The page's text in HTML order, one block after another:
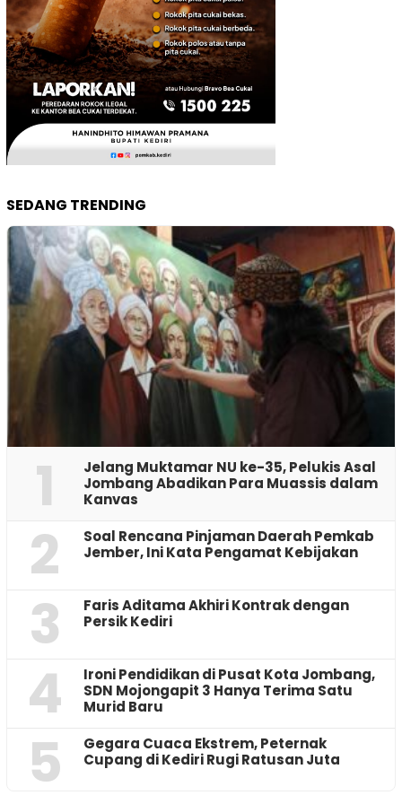
SEDANG TRENDING
1
Jelang Muktamar NU ke-35, Pelukis Asal
Jombang Abadikan Para Muassis dalam
Kanvas
2
‎Soal Rencana Pinjaman Daerah Pemkab
Jember, Ini Kata Pengamat Kebijakan ‎
3
Faris Aditama Akhiri Kontrak dengan
Persik Kediri
4
Ironi Pendidikan di Pusat Kota Jombang,
SDN Mojongapit 3 Hanya Terima Satu
Murid Baru
5
‎Gegara Cuaca Ekstrem, Peternak
Cupang di Kediri Rugi Ratusan Juta